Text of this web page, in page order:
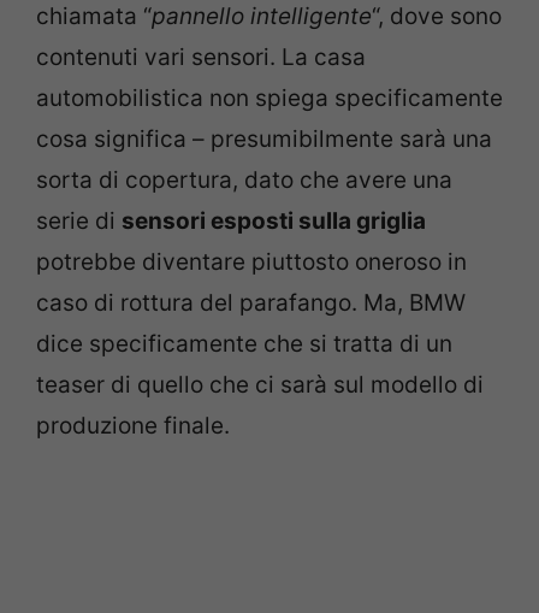
chiamata “pannello intelligente“, dove sono
contenuti vari sensori. La casa
automobilistica non spiega specificamente
cosa significa – presumibilmente sarà una
sorta di copertura, dato che avere una
serie di sensori esposti sulla griglia
potrebbe diventare piuttosto oneroso in
caso di rottura del parafango. Ma, BMW
dice specificamente che si tratta di un
teaser di quello che ci sarà sul modello di
produzione finale.